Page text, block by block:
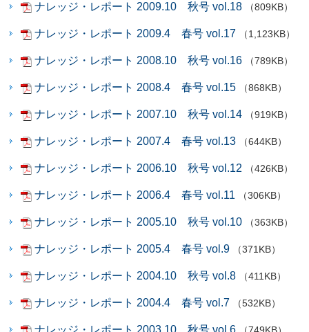
ナレッジ・レポート 2009.10 秋号 vol.18 （809KB）
ナレッジ・レポート 2009.4 春号 vol.17 （1,123KB）
ナレッジ・レポート 2008.10 秋号 vol.16 （789KB）
ナレッジ・レポート 2008.4 春号 vol.15 （868KB）
ナレッジ・レポート 2007.10 秋号 vol.14 （919KB）
ナレッジ・レポート 2007.4 春号 vol.13 （644KB）
ナレッジ・レポート 2006.10 秋号 vol.12 （426KB）
ナレッジ・レポート 2006.4 春号 vol.11 （306KB）
ナレッジ・レポート 2005.10 秋号 vol.10 （363KB）
ナレッジ・レポート 2005.4 春号 vol.9 （371KB）
ナレッジ・レポート 2004.10 秋号 vol.8 （411KB）
ナレッジ・レポート 2004.4 春号 vol.7 （532KB）
ナレッジ・レポート 2003.10 秋号 vol.6